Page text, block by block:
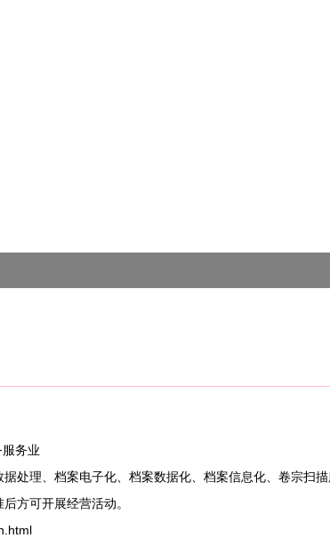
务业
处理、档案电子化、档案数据化、档案信息化、卷宗扫
方可开展经营活动。